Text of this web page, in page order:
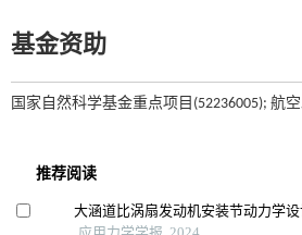
基金资助
国家自然科学基金重点项目(52236005); 航